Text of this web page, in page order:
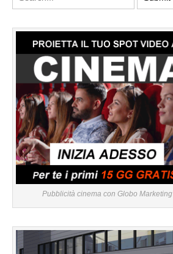
Pubblicità cinema con Globo Marketing